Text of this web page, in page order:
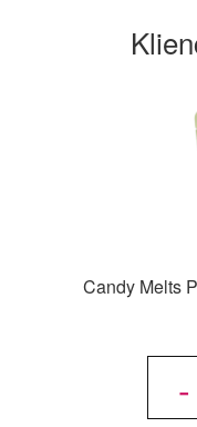
Candy Melts
-
ilość
Pastylki
Białe
125 g -